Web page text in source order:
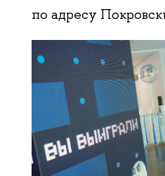
по адресу